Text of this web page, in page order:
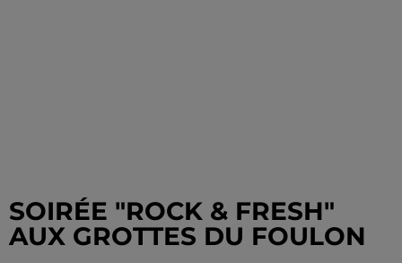
SOIRÉE "ROCK & FRESH"
AUX GROTTES DU FOULON